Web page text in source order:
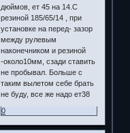
дюймов, ет 45 на 14.С
резиной 185/65/14 , при
установке на перед- зазор
между рулевым
наконечником и резиной
-около10мм, сзади ставить
не пробывал. Больше с
таким вылетом себе брать
не буду, все же надо ет38
0